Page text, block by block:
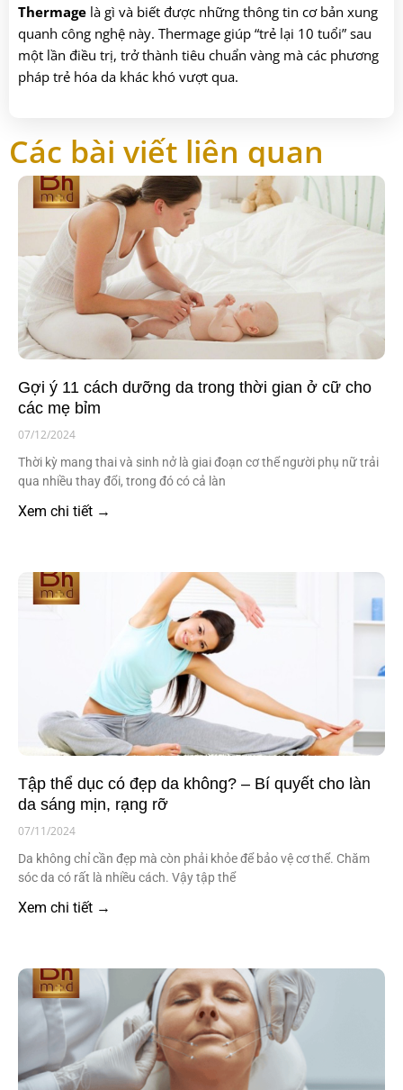
Thermage là gì và biết được những thông tin cơ bản xung
quanh công nghệ này. Thermage giúp “trẻ lại 10 tuổi” sau
một lần điều trị, trở thành tiêu chuẩn vàng mà các phương
pháp trẻ hóa da khác khó vượt qua.
Các bài viết liên quan
Gợi ý 11 cách dưỡng da trong thời gian ở cữ cho
các mẹ bỉm
07/12/2024
Thời kỳ mang thai và sinh nở là giai đoạn cơ thể người phụ nữ trải
qua nhiều thay đổi, trong đó có cả làn
Xem chi tiết →
Tập thể dục có đẹp da không? – Bí quyết cho làn
da sáng mịn, rạng rỡ
07/11/2024
Da không chỉ cần đẹp mà còn phải khỏe để bảo vệ cơ thể. Chăm
sóc da có rất là nhiều cách. Vậy tập thể
Xem chi tiết →